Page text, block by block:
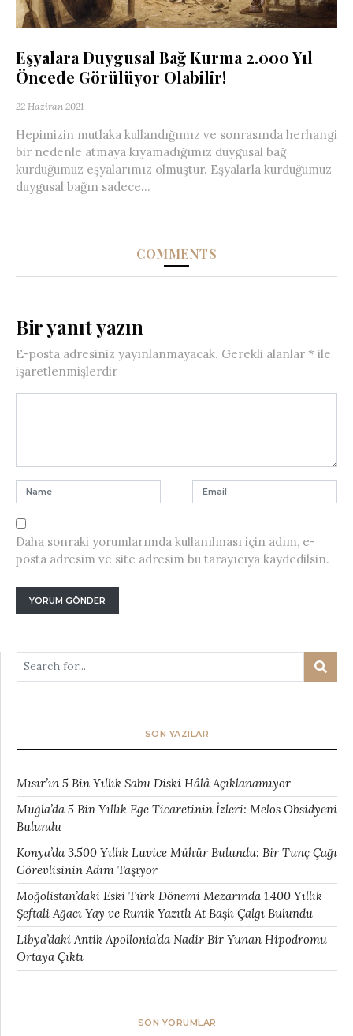
Eşyalara Duygusal Bağ Kurma 2.000 Yıl
Öncede Görülüyor Olabilir!
22 Haziran 2021
Hepimizin mutlaka kullandığımız ve sonrasında herhangi
bir nedenle atmaya kıyamadığımız duygusal bağ
kurduğumuz eşyalarımız olmuştur. Eşyalarla kurduğumuz
duygusal bağın sadece...
COMMENTS
Bir yanıt yazın
E-posta adresiniz yayınlanmayacak. Gerekli alanlar * ile
işaretlenmişlerdir
Daha sonraki yorumlarımda kullanılması için adım, e-
posta adresim ve site adresim bu tarayıcıya kaydedilsin.
SON YAZILAR
Mısır’ın 5 Bin Yıllık Sabu Diski Hâlâ Açıklanamıyor
Muğla’da 5 Bin Yıllık Ege Ticaretinin İzleri: Melos Obsidyeni
Bulundu
Konya’da 3.500 Yıllık Luvice Mühür Bulundu: Bir Tunç Çağı
Görevlisinin Adını Taşıyor
Moğolistan’daki Eski Türk Dönemi Mezarında 1.400 Yıllık
Şeftali Ağacı Yay ve Runik Yazıtlı At Başlı Çalgı Bulundu
Libya’daki Antik Apollonia’da Nadir Bir Yunan Hipodromu
Ortaya Çıktı
SON YORUMLAR